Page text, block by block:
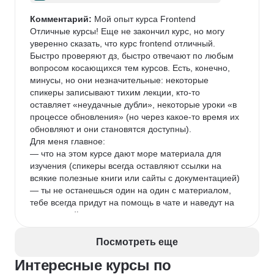
Комментарий: Мой опыт курса Frontend
Отличные курсы! Еще не закончил курс, но могу
уверенно сказать, что курс frontend отличный.
Быстро проверяют дз, быстро отвечают по любым
вопросом косающихся тем курсов. Есть, конечно,
минусы, но они незначительные: некоторые
спикеры записывают тихим лекции, кто-то
оставляет «неудачные дубли», некоторые уроки «в
процессе обновления» (но через какое-то время их
обновляют и они становятся доступны).
Для меня главное:
— что на этом курсе дают море материала для
изучения (спикеры всегда оставляют ссылки на
всякие полезные книги или сайты с документацией)
— ты не останешься один на один с материалом,
тебе всегда придут на помощь в чате и наведут на
правильный ответ
элементарные, их реально будут проверять и
решить иначе или просто актуальные материалы по
Посмотреть еще
Интересные курсы по